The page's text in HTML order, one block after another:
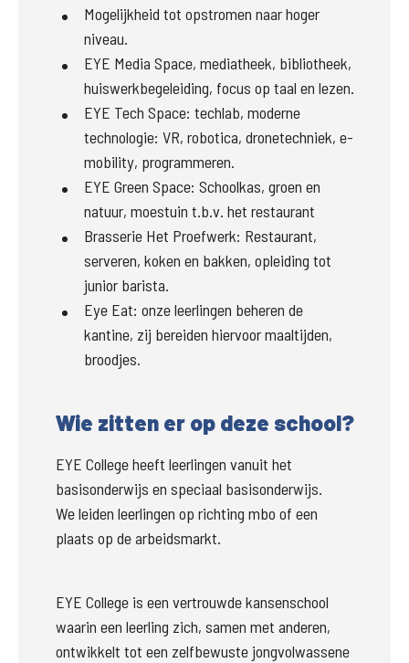
Mogelijkheid tot opstromen naar hoger
niveau.
EYE Media Space, mediatheek, bibliotheek,
huiswerkbegeleiding, focus op taal en lezen.
EYE Tech Space: techlab, moderne
technologie: VR, robotica, dronetechniek, e-
mobility, programmeren.
EYE Green Space: Schoolkas, groen en
natuur, moestuin t.b.v. het restaurant
Brasserie Het Proefwerk: Restaurant,
serveren, koken en bakken, opleiding tot
junior barista.
Eye Eat: onze leerlingen beheren de
kantine, zij bereiden hiervoor maaltijden,
broodjes.
Wie zitten er op deze school?
EYE College heeft leerlingen vanuit het
basisonderwijs en speciaal basisonderwijs.
We leiden leerlingen op richting mbo of een
plaats op de arbeidsmarkt.
EYE College is een vertrouwde kansenschool
waarin een leerling zich, samen met anderen,
ontwikkelt tot een zelfbewuste jongvolwassene